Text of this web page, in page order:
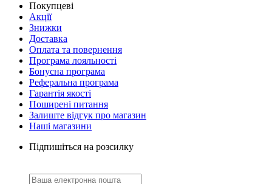
Покупцеві
Акції
Знижки
Доставка
Оплата та повернення
Програма лояльності
Бонусна програма
Реферальна програма
Гарантія якості
Поширені питання
Залиште відгук про магазин
Наші магазини
Підпишіться на розсилку